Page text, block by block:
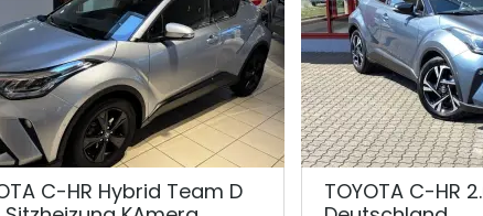
C-HR Hybrid Team D
TOYOTA C-HR